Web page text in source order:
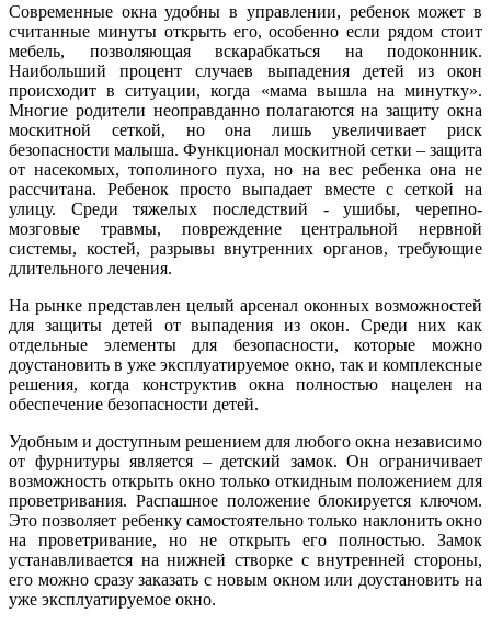
Современные окна удобны в управлении, ребенок может в
считанные минуты открыть его, особенно если рядом стоит
мебель, позволяющая вскарабкаться на подоконник.
Наибольший процент случаев выпадения детей из окон
происходит в ситуации, когда «мама вышла на минутку».
Многие родители неоправданно полагаются на защиту окна
москитной сеткой, но она лишь увеличивает риск
безопасности малыша. Функционал москитной сетки – защита
от насекомых, тополиного пуха, но на вес ребенка она не
рассчитана. Ребенок просто выпадает вместе с сеткой на
улицу. Среди тяжелых последствий - ушибы, черепно-
мозговые травмы, повреждение центральной нервной
системы, костей, разрывы внутренних органов, требующие
длительного лечения.
На рынке представлен целый арсенал оконных возможностей
для защиты детей от выпадения из окон. Среди них как
отдельные элементы для безопасности, которые можно
доустановить в уже эксплуатируемое окно, так и комплексные
решения, когда конструктив окна полностью нацелен на
обеспечение безопасности детей.
Удобным и доступным решением для любого окна независимо
от фурнитуры является – детский замок. Он ограничивает
возможность открыть окно только откидным положением для
проветривания. Распашное положение блокируется ключом.
Это позволяет ребенку самостоятельно только наклонить окно
на проветривание, но не открыть его полностью. Замок
устанавливается на нижней створке с внутренней стороны,
его можно сразу заказать с новым окном или доустановить на
уже эксплуатируемое окно.